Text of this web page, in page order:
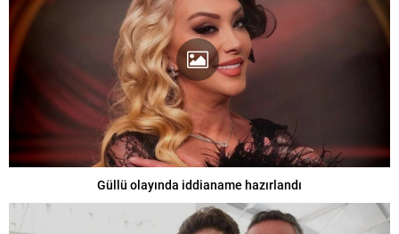
Güllü olayında iddianame hazırlandı